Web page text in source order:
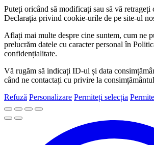
Puteți oricând să modificați sau să vă retrageți
Declarația privind cookie-urile de pe site-ul
Aflați mai multe despre cine suntem, cum ne
prelucrăm datele cu caracter personal în
confidențialitate.
Vă rugăm să indicați ID-ul și data
când ne contactați cu privire la
Refuză Personalizare Permiteți selecția